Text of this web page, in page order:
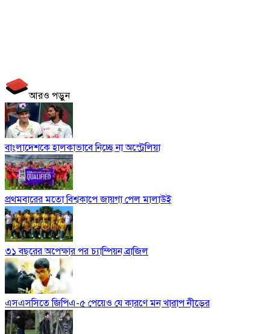
আরও পড়ুন
বাংলাদেশকে হালকাভাবে নিচ্ছে না অস্ট্রেলিয়া
প্রথমবারের মতো বিশ্বকাপে জায়গা পেল মালাউই
৩১ বছরের অপেক্ষার পর চ্যাম্পিয়ন ব্রাজিল
এসএসসিতে জিপিএ-৫ পেয়েও যে কারণে মন খারাপ নীড়ের